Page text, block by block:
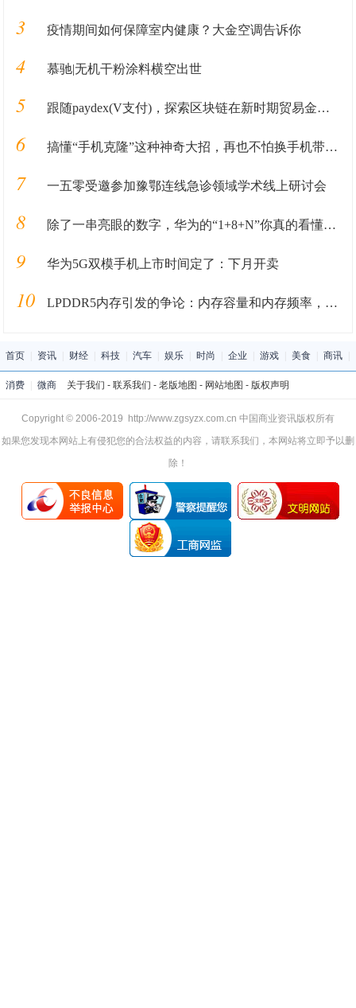
3 疫情期间如何保障室内健康？大金空调告诉你
4 慕驰|无机干粉涂料横空出世
5 跟随paydex(V支付)，探索区块链在新时期贸易金融业务中的应用
6 搞懂“手机克隆”这种神奇大招，再也不怕换手机带来的数据丢失
7 一五零受邀参加豫鄂连线急诊领域学术线上研讨会
8 除了一串亮眼的数字，华为的“1+8+N”你真的看懂了吗？
9 华为5G双模手机上市时间定了：下月开卖
10 LPDDR5内存引发的争论：内存容量和内存频率，究竟哪个更重要？
首页 资讯 财经 科技 汽车 娱乐 时尚 企业 游戏 美食 商讯
消费 微商 关于我们 - 联系我们 - 老版地图 - 网站地图 - 版权声明
Copyright © 2006-2019 http://www.zgsyzx.com.cn 中国商业资讯版权所有
如果您发现本网站上有侵犯您的合法权益的内容，请联系我们，本网站将立即予以删
除！